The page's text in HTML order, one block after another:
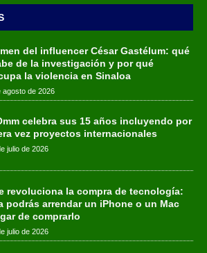
del influencer César Gastélum: qué
de la investigación y por qué
la violencia en Sinaloa
agosto de 2026
celebra sus 15 años incluyendo por
vez proyectos internacionales
julio de 2026
revoluciona la compra de tecnología:
podrás arrendar un iPhone o un Mac
de comprarlo
julio de 2026